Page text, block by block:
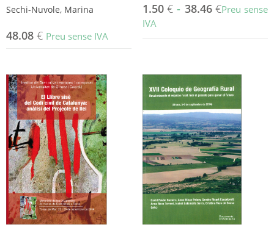
Sechi-Nuvole, Marina
48.08 € Preu sense IVA
1.50 €- 38.46 €Preu sense
IVA
variants.
Les
opcions
es
poden
triar
a
la
pàgina